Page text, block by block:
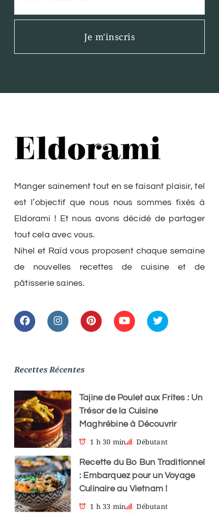
Je m'inscris
Manger sainement tout en se faisant plaisir, tel
est l’objectif que nous nous sommes fixés à
Eldorami ! Et nous avons décidé de partager
tout cela avec vous.
Nihel et Raïd vous proposent chaque semaine
de nouvelles recettes de cuisine et de
pâtisserie saines.
Recettes Récentes
Tajine de Poulet aux Frites : Un
Trésor de la Cuisine
Maghrébine à Découvrir
1 h 30 min
Débutant
Recette du Bo Bun Traditionnel
: Embarquez pour un Voyage
Culinaire au Vietnam !
1 h 33 min
Débutant